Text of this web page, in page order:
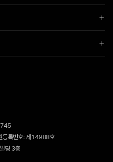
등록번호: 제 14988호
딩 3층